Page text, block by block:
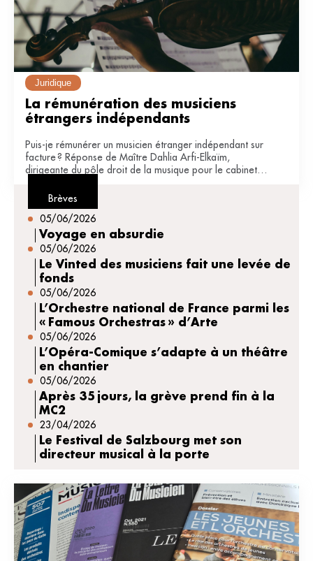
Juridique
La rémunération des musiciens
étrangers indépendants
Puis-je rémunérer un musicien étranger indépendant sur
facture ? Réponse de Maître Dahlia Arfi-Elkaïm,
dirigeante du pôle droit de la musique pour le cabinet
Brèves
05/06/2026
Voyage en absurdie
05/06/2026
Le Vinted des musiciens fait une levée de
fonds
05/06/2026
L’Orchestre national de France parmi les
« Famous Orchestras » d’Arte
05/06/2026
L’Opéra-Comique s’adapte à un théâtre
en chantier
05/06/2026
Après 35 jours, la grève prend fin à la
MC2
23/04/2026
Le Festival de Salzbourg met son
directeur musical à la porte